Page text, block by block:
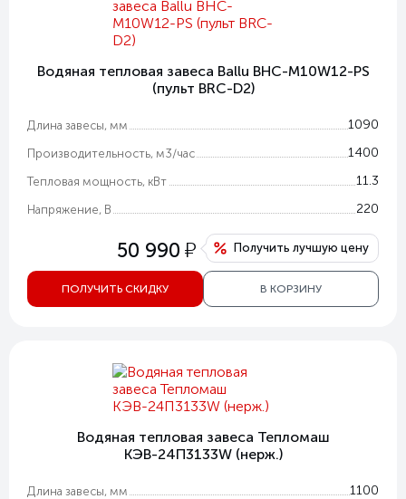
Водяная тепловая завеса Ballu BHC-M10W12-PS
(пульт BRC-D2)
Длина завесы, мм 1090
Производительность, м3/час 1400
Тепловая мощность, кВт 11.3
Напряжение, В 220
50 990 у Получить лучшую цену
ПОЛУЧИТЬ СКИДКУ В КОРЗИНУ
Водяная тепловая завеса Тепломаш
КЭВ-24П3133W (нерж.)
Длина завесы, мм 1100